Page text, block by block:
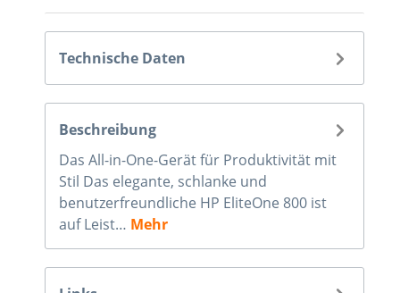
Technische Daten
Beschreibung
Das All-in-One-Gerät für Produktivität mit
Stil Das elegante, schlanke und
benutzerfreundliche HP EliteOne 800 ist
auf Leist… Mehr